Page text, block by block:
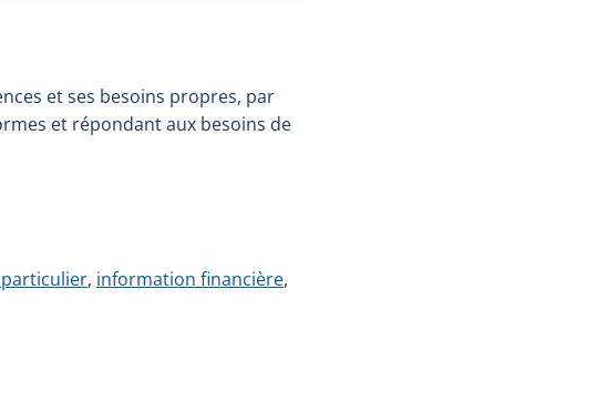
et ses besoins propres, par
et répondant aux besoins de
, information financière,